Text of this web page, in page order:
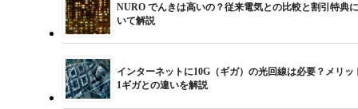
NURO でんきは高いの？従来電気との比較と割引特典
いて解説
インターネットに10G（ギガ）の光回線は必要？メリッ
1ギガとの違いを解説